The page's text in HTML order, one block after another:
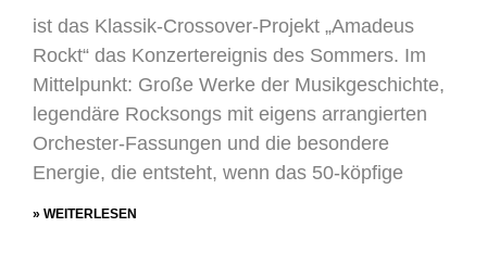
ist das Klassik-Crossover-Projekt „Amadeus
Rockt“ das Konzertereignis des Sommers. Im
Mittelpunkt: Große Werke der Musikgeschichte,
legendäre Rocksongs mit eigens arrangierten
Orchester-Fassungen und die besondere
Energie, die entsteht, wenn das 50-köpfige
» WEITERLESEN